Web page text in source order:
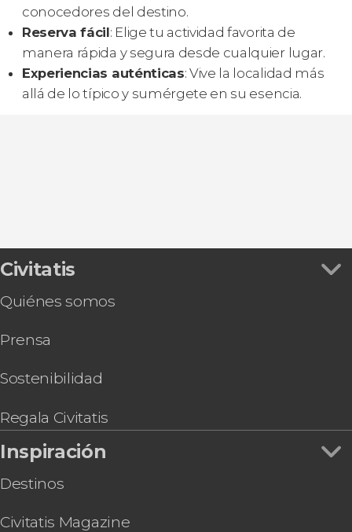
conocedores del destino.
Reserva fácil: Elige tu actividad favorita de
manera rápida y segura desde cualquier lugar.
Experiencias auténticas: Vive la localidad más
allá de lo típico y sumérgete en su esencia.
Civitatis
Quiénes somos
Prensa
Sostenibilidad
Regala Civitatis
Inspiración
Destinos
Civitatis Magazine